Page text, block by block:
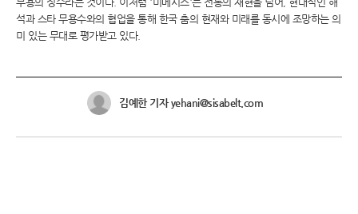
석과 스타 무용수와의 협업을 통해 한국 춤의 현재와 미래를 동시에 조망하는 의
미 있는 무대로 평가받고 있다.
김예한 기자 yehani@sisabelt.com